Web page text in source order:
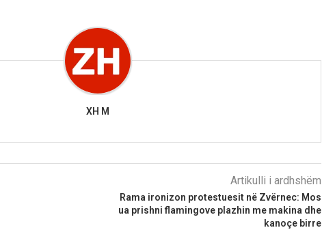
XH M
Artikulli i ardhshëm
Rama ironizon protestuesit në Zvërnec: Mos
ua prishni flamingove plazhin me makina dhe
kanoçe birre